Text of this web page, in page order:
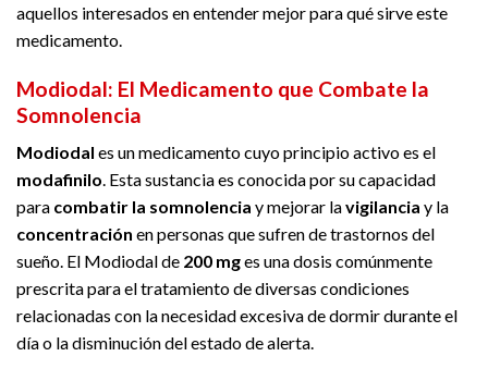
aquellos interesados en entender mejor para qué sirve este
medicamento.
Modiodal: El Medicamento que Combate la
Somnolencia
Modiodal es un medicamento cuyo principio activo es el
modafinilo. Esta sustancia es conocida por su capacidad
para combatir la somnolencia y mejorar lavigilancia y la
concentración en personas que sufren de trastornos del
sueño. El Modiodal de 200 mges una dosis comúnmente
prescrita para el tratamiento de diversas condiciones
relacionadas con la necesidad excesiva de dormir durante el
día o la disminución del estado de alerta.